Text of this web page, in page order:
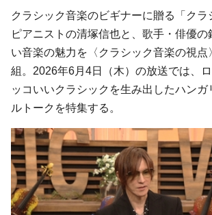
クラシック音楽のビギナーに贈る「クラ
ピアニストの清塚信也と、歌手・俳優
い音楽の魅力を〈クラシック音楽の視点
組。2026年6月4日（木）の放送では、
ッコいいクラシックを生み出したハン
ルトークを特集する。